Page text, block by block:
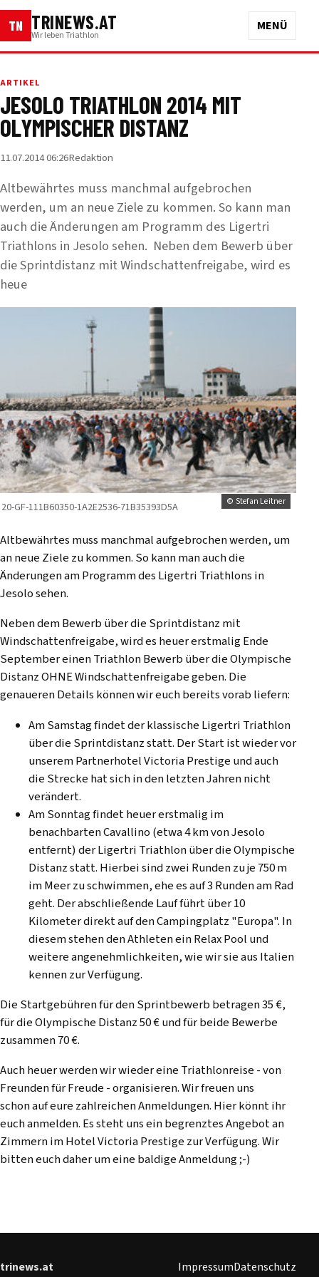
TN TRINEWS.AT
Wir leben Triathlon
MENÜ
ARTIKEL
JESOLO TRIATHLON 2014 MIT
OLYMPISCHER DISTANZ
11.07.2014 06:26Redaktion
Altbewährtes muss manchmal aufgebrochen
werden, um an neue Ziele zu kommen. So kann man
auch die Änderungen am Programm des Ligertri
Triathlons in Jesolo sehen. Neben dem Bewerb über
die Sprintdistanz mit Windschattenfreigabe, wird es
heue
© Stefan Leitner
20-GF-111B60350-1A2E2536-71B35393D5A
Altbewährtes muss manchmal aufgebrochen werden, um
an neue Ziele zu kommen. So kann man auch die
Änderungen am Programm des Ligertri Triathlons in
Jesolo sehen.
Neben dem Bewerb über die Sprintdistanz mit
Windschattenfreigabe, wird es heuer erstmalig Ende
September einen Triathlon Bewerb über die Olympische
Distanz OHNE Windschattenfreigabe geben. Die
genaueren Details können wir euch bereits vorab liefern:
Am Samstag findet der klassische Ligertri Triathlon
über die Sprintdistanz statt. Der Start ist wieder vor
unserem Partnerhotel Victoria Prestige und auch
die Strecke hat sich in den letzten Jahren nicht
verändert.
Am Sonntag findet heuer erstmalig im
benachbarten Cavallino (etwa 4 km von Jesolo
entfernt) der Ligertri Triathlon über die Olympische
Distanz statt. Hierbei sind zwei Runden zu je 750 m
im Meer zu schwimmen, ehe es auf 3 Runden am Rad
geht. Der abschließende Lauf führt über 10
Kilometer direkt auf den Campingplatz "Europa". In
diesem stehen den Athleten ein Relax Pool und
weitere angenehmlichkeiten, wie wir sie aus Italien
kennen zur Verfügung.
Die Startgebühren für den Sprintbewerb betragen 35 €,
für die Olympische Distanz 50 € und für beide Bewerbe
zusammen 70 €.
Auch heuer werden wir wieder eine Triathlonreise - von
Freunden für Freude - organisieren. Wir freuen uns
schon auf eure zahlreichen Anmeldungen. Hier könnt ihr
euch anmelden. Es steht uns ein begrenztes Angebot an
Zimmern im Hotel Victoria Prestige zur Verfügung. Wir
bitten euch daher um eine baldige Anmeldung ;-)
trinews.at ImpressumDatenschutz